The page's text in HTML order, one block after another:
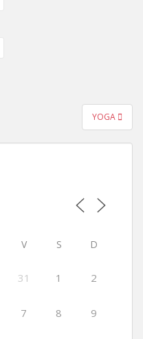
YOGA
V S D
31 1 2
7 8 9